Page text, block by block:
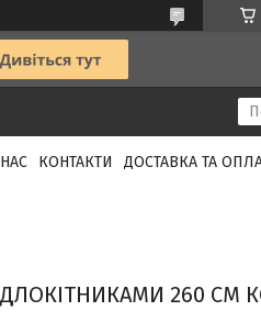
КОНТАКТИ ДОСТАВКА ТА
260 СМ